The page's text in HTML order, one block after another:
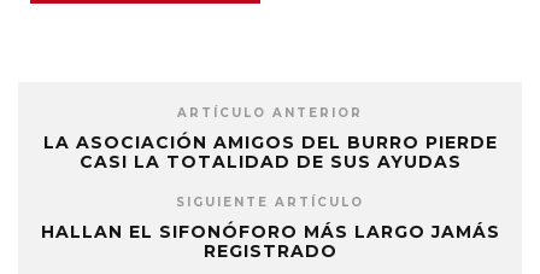
ARTÍCULO ANTERIOR
LA ASOCIACIÓN AMIGOS DEL BURRO PIERDE
CASI LA TOTALIDAD DE SUS AYUDAS
SIGUIENTE ARTÍCULO
HALLAN EL SIFONÓFORO MÁS LARGO JAMÁS
REGISTRADO